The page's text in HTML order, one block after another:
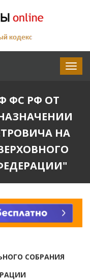
ФС РФ ОТ
НАЗНАЧЕНИИ
НА
СОБРАНИЯ